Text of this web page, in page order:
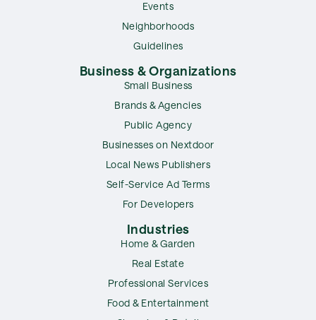
Events
Neighborhoods
Guidelines
Business & Organizations
Small Business
Brands & Agencies
Public Agency
Businesses on Nextdoor
Local News Publishers
Self-Service Ad Terms
For Developers
Industries
Home & Garden
Real Estate
Professional Services
Food & Entertainment